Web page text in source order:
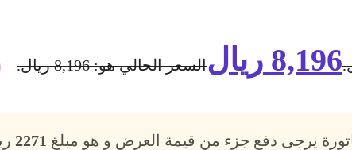
8,196 ريالالسعر الحالي هو: 8,196 ريال.
يرجى دفع جزء من قيمة العرض و هو مبلغ 2271